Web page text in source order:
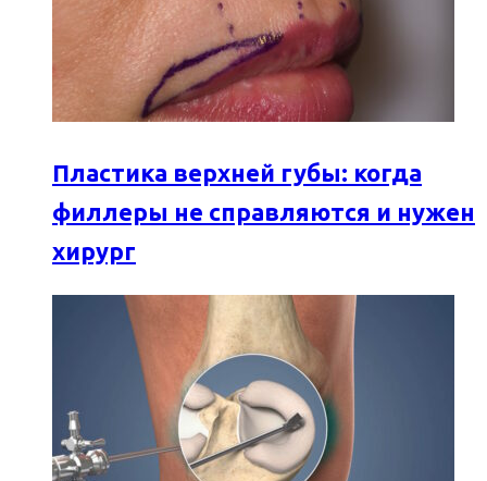
Пластика верхней губы: когда
филлеры не справляются и нужен
хирург